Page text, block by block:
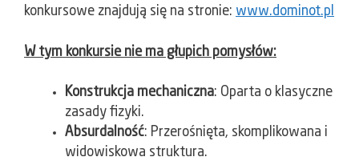
konkursowe znajdują się na stronie: www.dominot.pl
W tym konkursie nie ma głupich pomysłów:
Konstrukcja mechaniczna: Oparta o klasyczne
zasady fizyki.
Absurdalność: Przerośnięta, skomplikowana i
widowiskowa struktura.